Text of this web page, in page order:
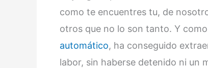
como te encuentres tu, de
otros que no lo son tanto. Y
automático, ha conseguido
labor, sin haberse detenido ni un